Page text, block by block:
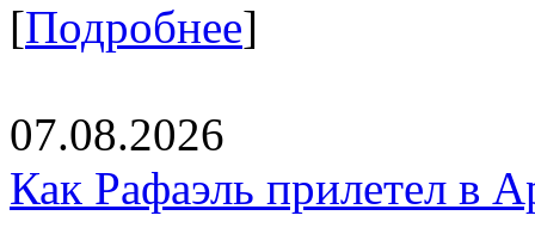
[Подробнее]
07.08.2026
Как Рафаэль прилетел в